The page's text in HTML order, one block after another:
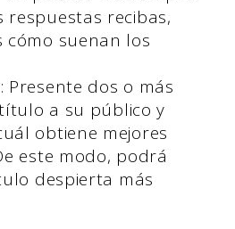
respuestas recibas,
cómo suenan los
: Presente dos o más
a su público y
obtiene mejores
este modo, podrá
despierta más